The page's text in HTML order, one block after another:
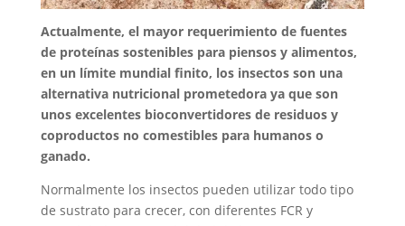
Actualmente, el mayor requerimiento de fuentes
de proteínas sostenibles para piensos y alimentos,
en un límite mundial finito, los insectos son una
alternativa nutricional prometedora ya que son
unos excelentes bioconvertidores de residuos y
coproductos no comestibles para humanos o
ganado.
Normalmente los insectos pueden utilizar todo tipo
de sustrato para crecer, con diferentes FCR y